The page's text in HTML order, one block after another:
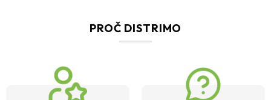
PROČ DISTRIMO